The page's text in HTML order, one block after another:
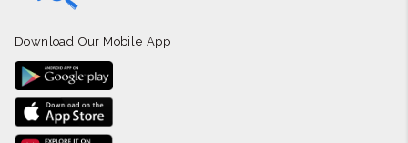
Download Our Mobile App